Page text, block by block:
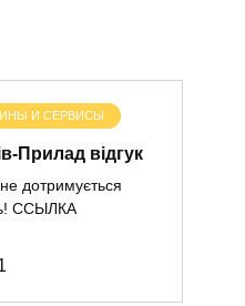
И СЕРВИСЫ
Прилад відгук
дотримується
ССЫЛКА